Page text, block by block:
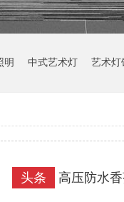
明 中式艺术灯 艺术灯
高压防水
头条